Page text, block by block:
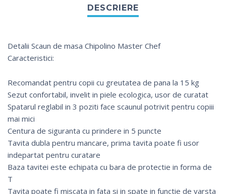
Detalii Scaun de masa Chipolino Master Chef
Caracteristici:
Recomandat pentru copii cu greutatea de pana la 15 kg
Sezut confortabil, invelit in piele ecologica, usor de curatat
Spatarul reglabil in 3 poziti face scaunul potrivit pentru copiii
mai mici
Centura de siguranta cu prindere in 5 puncte
Tavita dubla pentru mancare, prima tavita poate fi usor
indepartat pentru curatare
Baza tavitei este echipata cu bara de protectie in forma de
T
Tavita poate fi miscata in fata si in spate in functie de varsta